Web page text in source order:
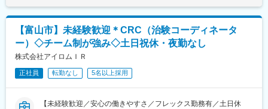
■製造設備、備品、消耗品の発注・在庫管理業務
■原材料運搬・保管管理業務
【研修体制】
初日にシミックグループ内のキャリア採用全体研修を受講いただ
いた後、翌日から工場内での研修・OJTでのフォローとなりま
す。実務経験の有無を問わず、お任せする業務に対して丁寧にフ
ォロー・サポートをしておりますので、未経験の方や中途入社の
【富山市】未経験歓迎＊CRC（治験コーディネータ
ー）◇チーム制が強み◇土日祝休・夜勤なし
株式会社アイロムＩＲ
正社員 転勤なし 5名以上採用
【未経験歓迎／安心の働きやすさ／フレックス勤務有／土日休